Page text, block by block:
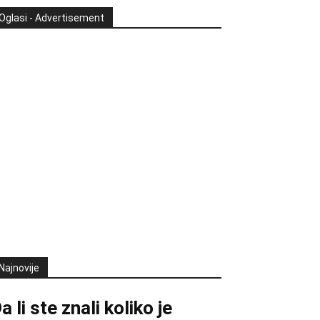
- Advertisement
li ste znali koliko je